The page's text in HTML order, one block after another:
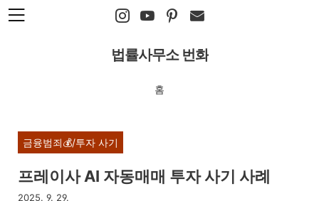
본문 바로가기
법률사무소 번화
홈
금융범죄💰/투자 사기
프레이사 AI 자동매매 투자 사기 사례
2025. 9. 29.